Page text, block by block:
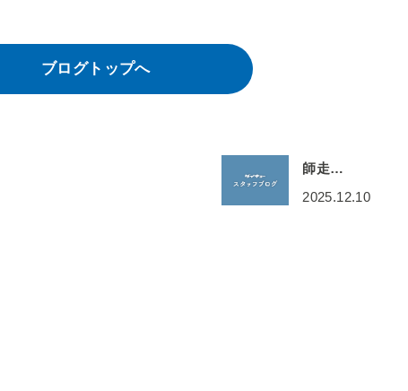
ブログトップへ
師走…
2025.12.10